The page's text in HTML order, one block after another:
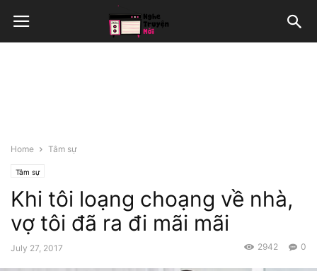
Home Tâm sự
Tâm sự
Khi tôi loạng choạng về nhà,
vợ tôi đã ra đi mãi mãi
July 27, 2017 0
2942